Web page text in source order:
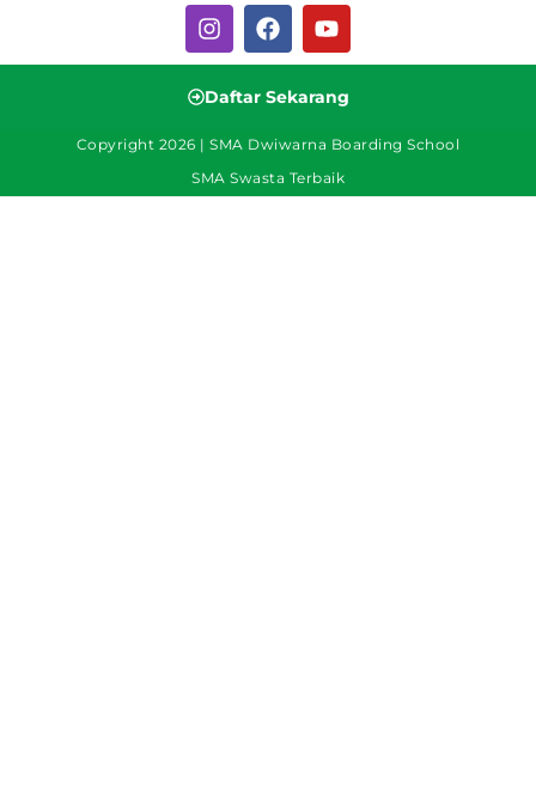
Daftar Sekarang
Copyright 2026 | SMA Dwiwarna Boarding School
SMA Swasta Terbaik